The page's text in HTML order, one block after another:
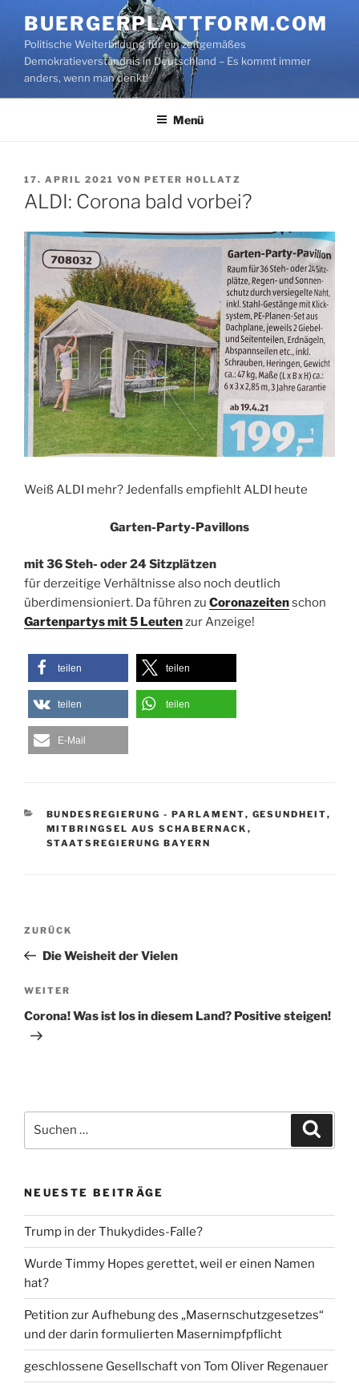
Inhalt
springen
BUERGERPLATTFORM.COM
Politische Weiterbildung für ein zeitgemäßes
Demokratieverständnis in Deutschland – Es kommt immer
anders, wenn man denkt!
Menü
VERÖFFENTLICHT
AM
17. APRIL 2021 VON PETER HOLLATZ
ALDI: Corona bald vorbei?
Weiß ALDI mehr? Jedenfalls empfiehlt ALDI heute
Garten-Party-Pavillons
mit 36 Steh- oder 24 Sitzplätzen
für derzeitige Verhältnisse also noch deutlich
überdimensioniert. Da führen zu Coronazeitenschon
Gartenpartys mit 5 Leutenzur Anzeige!
teilen teilen
teilen teilen
E-Mail
KATEGORIEN
BUNDESREGIERUNG - PARLAMENT, GESUNDHEIT,
MITBRINGSEL AUS SCHABERNACK ,
STAATSREGIERUNG BAYERN
Beitragsnavigation
Vorheriger
Beitrag
ZURÜCK
Die Weisheit der Vielen
Nächster
Beitrag
WEITER
Corona! Was ist los in diesem Land? Positive steigen!
nach:
NEUESTE BEITRÄGE
Trump in der Thukydides-Falle?
Wurde Timmy Hopes gerettet, weil er einen Namen
hat?
Petition zur Aufhebung des „Masernschutzgesetzes“
und der darin formulierten Masernimpfpflicht
geschlossene Gesellschaft von Tom Oliver Regenauer